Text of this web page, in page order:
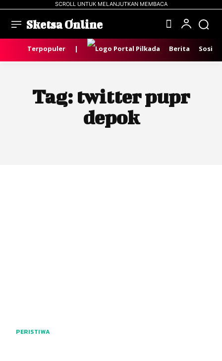
SCROLL UNTUK MELANJUTKAN MEMBACA
Sketsa Online
Terpopuler | Berita Sosial
Tag: twitter pupr
depok
PERISTIWA